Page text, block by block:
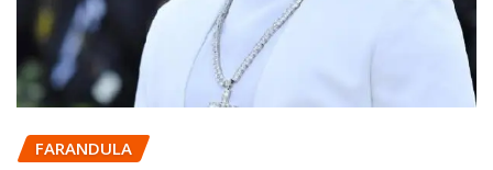
FARANDULA